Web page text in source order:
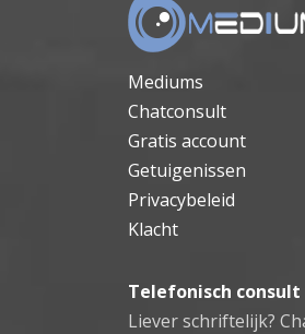
Mediums
Chatconsult
Gratis account
Getuigenissen
Privacybeleid
Klacht
Telefonisch consult
Liever schriftelijk?